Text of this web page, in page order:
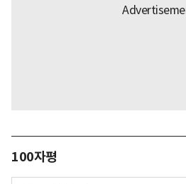
100자평